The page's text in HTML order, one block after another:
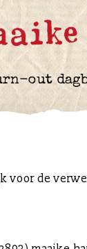
out
voor de